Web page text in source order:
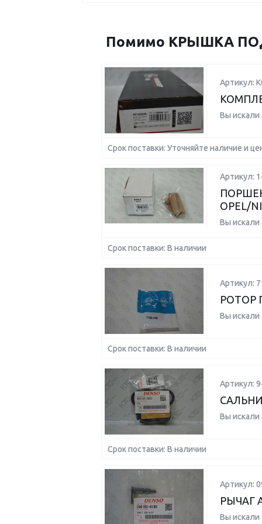
Помимо КРЫШКА
Артикул:
Вы искали
Срок поставки: Уточняйте наличие и
Артикул:
OPEL/
Вы искали
Срок поставки: В наличии
Артикул:
РОТОР
Вы искали
Срок поставки: В наличии
Артикул:
Вы искали
Срок поставки: В наличии
Артикул:
РЫЧАГ
Вы искали